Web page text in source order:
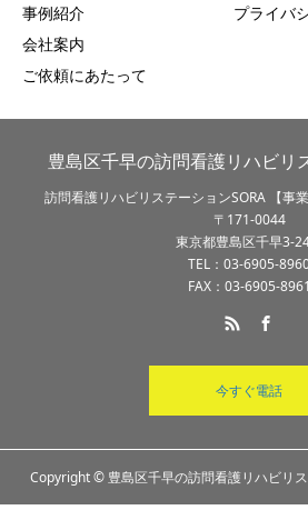
事例紹介
会社案内
ご依頼にあたって
プライバ
豊島区千早の訪問看護リハビリ
訪問看護リハビリステーションSORA 【事
〒171-0044
東京都豊島区千早3-
TEL：03-6905-
FAX：03-6905-8961
今すぐ電話
Copyright © 豊島区千早の訪問看護リハビリ